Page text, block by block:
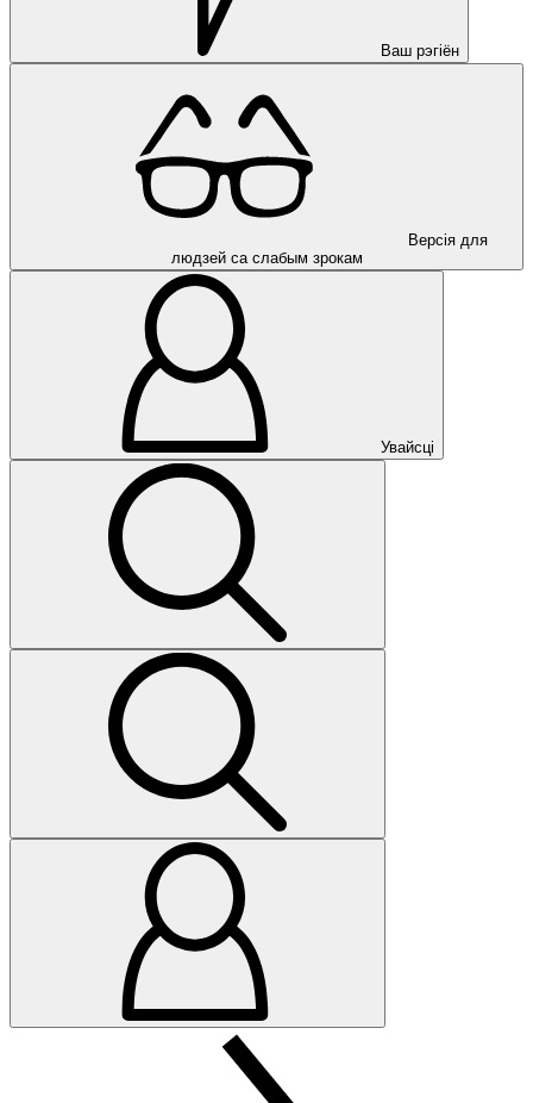
Ваш рэгіён
Версія для
людзей са слабым зрокам
Увайсці